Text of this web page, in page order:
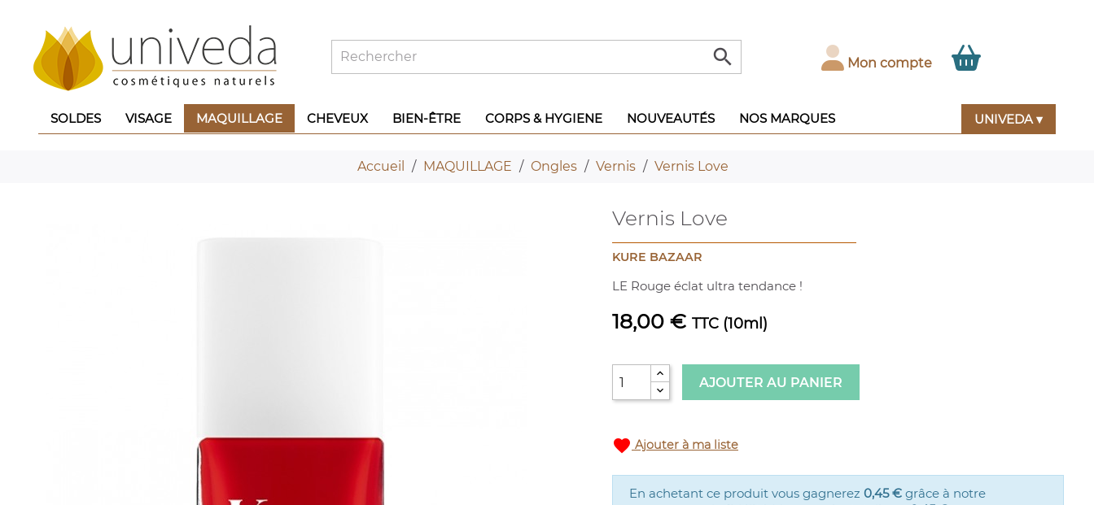
 Mon compte
SOLDES VISAGE MAQUILLAGE CHEVEUX BIEN-ÊTRE CORPS & HYGIENE NOUVEAUTÉS NOS MARQUES UNIVEDA ▾
Accueil MAQUILLAGE Ongles Vernis Vernis Love
Vernis Love
KURE BAZAAR
LE Rouge éclat ultra tendance !
18,00 € TTC (10ml)
AJOUTER AU PANIER
favorite Ajouter à ma liste
En achetant ce produit vous gagnerez 0,45 € grâce à notre